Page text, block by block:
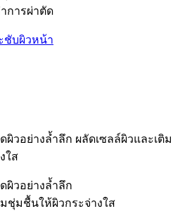
การผ่าตัด
วอย่างล้ำลึก ผลัดเซลล์ผิวและเติม
ใส
ผิวอย่างล้ำลึก
ชุ่มชื้นให้ผิวกระจ่างใส